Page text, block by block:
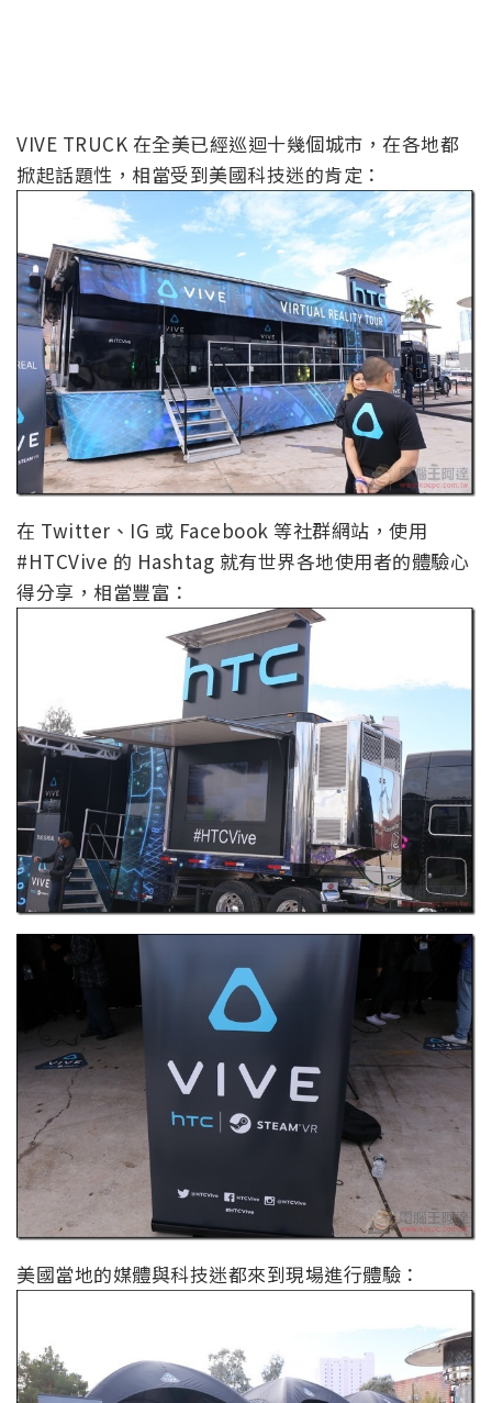
VIVE TRUCK 在全美已經巡迴十幾個城市，在各地都
掀起話題性，相當受到美國科技迷的肯定：
在 Twitter、IG 或 Facebook 等社群網站，使用
#HTCVive 的 Hashtag 就有世界各地使用者的體驗心
得分享，相當豐富：
美國當地的媒體與科技迷都來到現場進行體驗：